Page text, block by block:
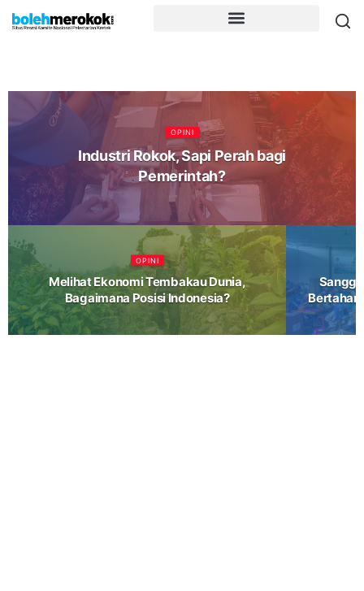
OPINI
Industri Rokok, Sapi Perah bagi
Pemerintah?
OPINI
Melihat Ekonomi Tembakau Dunia,
Bagaimana Posisi Indonesia?
Bertahan